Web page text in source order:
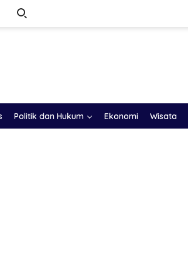
Politik dan Hukum Ekonomi Wisata